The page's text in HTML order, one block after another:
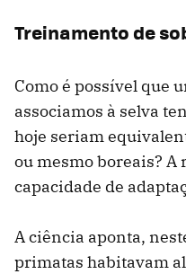
Treinamento de
Como é possível que
associamos à selva
hoje seriam
ou mesmo boreais? A
capacidade de
A ciência aponta,
primatas habitavam